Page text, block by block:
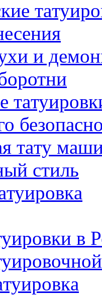
и
тaту
стиль
в